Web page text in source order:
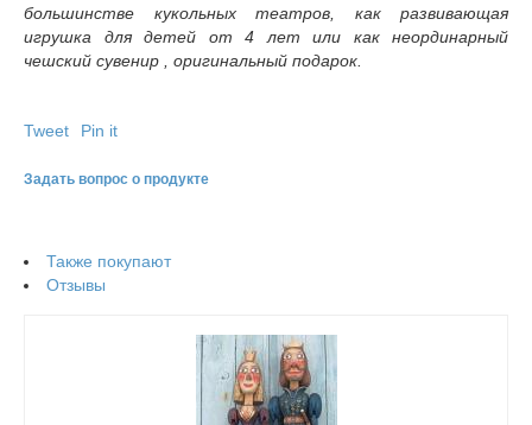
большинстве кукольных театров, как развивающая
игрушка для детей от 4 лет или как неординарный
чешский сувенир , оригинальный подарок.
Tweet Pin it
Задать вопрос о продукте
Также покупают
Отзывы